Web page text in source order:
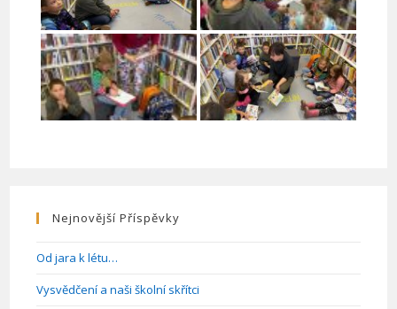
Nejnovější Příspěvky
Od jara k létu…
Vysvědčení a naši školní skřítci